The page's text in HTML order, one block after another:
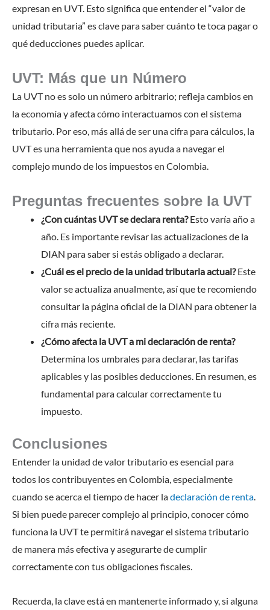
expresan en UVT. Esto significa que entender el “valor de
unidad tributaria” es clave para saber cuánto te toca pagar o
qué deducciones puedes aplicar.
UVT: Más que un Número
La UVT no es solo un número arbitrario; refleja cambios en
la economía y afecta cómo interactuamos con el sistema
tributario. Por eso, más allá de ser una cifra para cálculos, la
UVT es una herramienta que nos ayuda a navegar el
complejo mundo de los impuestos en Colombia.
Preguntas frecuentes sobre la UVT
¿Con cuántas UVT se declara renta?Esto varía año a
año. Es importante revisar las actualizaciones de la
DIAN para saber si estás obligado a declarar.
¿Cuál es el precio de la unidad tributaria actual?Este
valor se actualiza anualmente, así que te recomiendo
consultar la página oficial de la DIAN para obtener la
cifra más reciente.
¿Cómo afecta la UVT a mi declaración de renta?
Determina los umbrales para declarar, las tarifas
aplicables y las posibles deducciones. En resumen, es
fundamental para calcular correctamente tu
impuesto.
Conclusiones
Entender la unidad de valor tributario es esencial para
todos los contribuyentes en Colombia, especialmente
cuando se acerca el tiempo de hacer ladeclaración de renta.
Si bien puede parecer complejo al principio, conocer cómo
funciona la UVT te permitirá navegar el sistema tributario
de manera más efectiva y asegurarte de cumplir
correctamente con tus obligaciones fiscales.
Recuerda, la clave está en mantenerte informado y, si alguna